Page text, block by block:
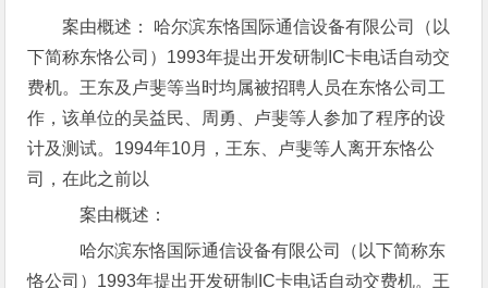
案由概述： 哈尔滨东恪国际通信设备有限公司（以
下简称东恪公司）1993年提出开发研制IC卡电话自动交
费机。王东及卢斐等当时均属被招聘人员在东恪公司工
作，该单位的吴益民、周勇、卢斐等人参加了程序的设
计及测试。1994年10月，王东、卢斐等人离开东恪公
司，在此之前以
案由概述：
哈尔滨东恪国际通信设备有限公司（以下简称东
恪公司）1993年提出开发研制IC卡电话自动交费机。王